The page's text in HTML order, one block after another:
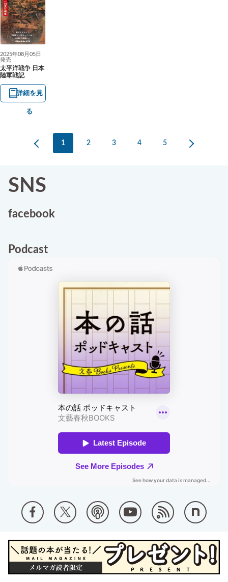
2025年08月05日
発売
太平洋戦争 日本
陸軍戦記
詳細を見
る
1 2 3 4 5
SNS
facebook
Podcast